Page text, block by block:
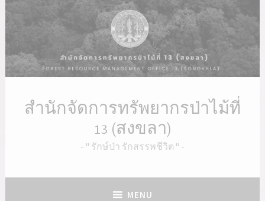
สำนักจัดการทรัพยากรป่าไม้ที่
13 (สงขลา)
" รักษ์ป่า รักสรรพชีวิต "
MENU